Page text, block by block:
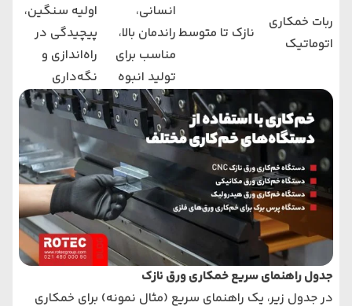
ربات خمکاری
اتوماتیک
نازک تا متوسط
انسانی،
راندمان بالا،
مناسب برای
تولید انبوه
اولیه سنگین،
پیچیدگی در
راه‌اندازی و
نگه‌داری
جدول راهنمای سریع خمکاری ورق نازک
در جدول زیر، یک راهنمای سریع (مثال نمونه) برای خمکاری